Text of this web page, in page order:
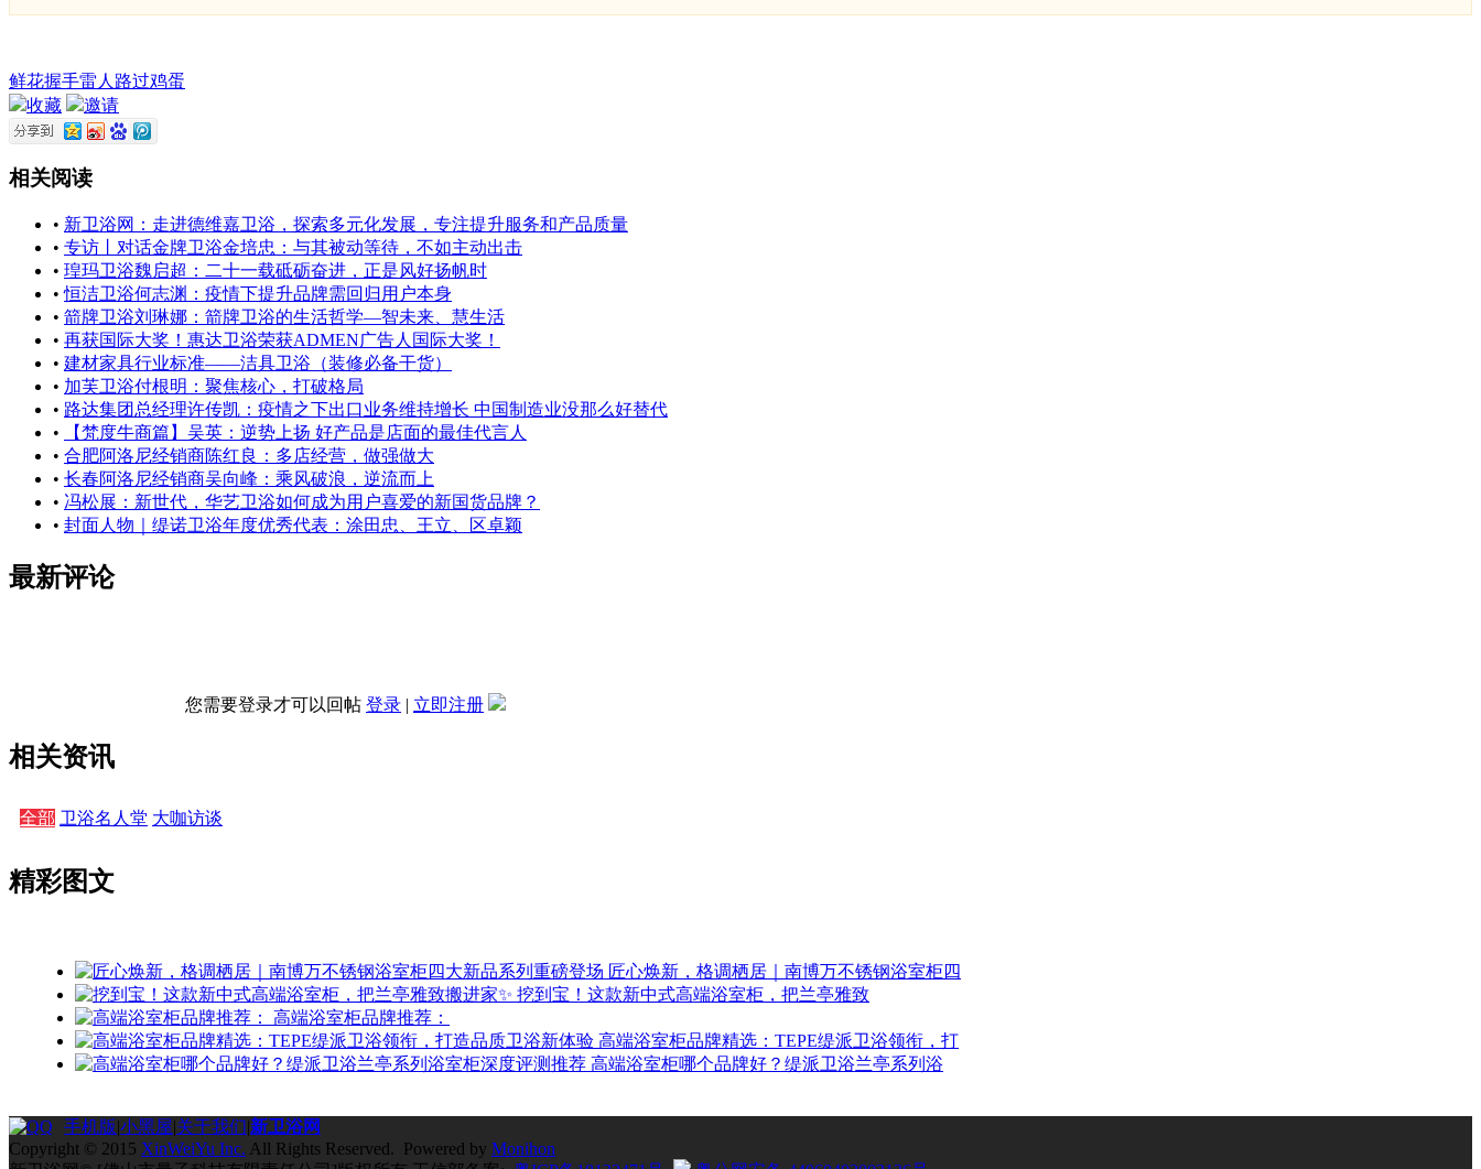
鲜花握手雷人 路过鸡蛋
收藏
邀请
相关阅读
• 新卫浴网：走进德维嘉卫浴，探索多元化发展，专注提升服务和产品质量
• 专访丨对话金牌卫浴金培忠：与其被动等待，不如主动出击
• 瑝玛卫浴魏启超：二十一载砥砺奋进，正是风好扬帆时
•恒洁卫浴何志渊：疫情下提升品牌需回归用户本身
• 箭牌卫浴刘琳娜：箭牌卫浴的生活哲学—智未来、慧生活
• 再获国际大奖！惠达卫浴荣获ADMEN广告人国际大奖！
• 建材家具行业标准——洁具卫浴（装修必备干货）
• 加芙卫浴付根明：聚焦核心，打破格局
• 路达集团总经理许传凯：疫情之下出口业务维持增长 中国制造业没那么好替代
•
【梵度牛商篇】吴英：逆势上扬 好产品是店面的最佳代言人
• 合肥阿洛尼经销商陈红良：多店经营，做强做大
• 长春阿洛尼经销商吴向峰：乘风破浪，逆流而上
• 冯松展：新世代，华艺卫浴如何成为用户喜爱的新国货品牌？
• 封面人物｜缇诺卫浴年度优秀代表：涂田忠、王立、区卓颖
最新评论
您需要登录才可以回帖 登录 | 立即注册
相关资讯
全部 卫浴名人堂 大咖访谈
精彩图文
匠心焕新，格调栖居｜南博万不锈钢浴室柜四
挖到宝！这款新中式高端浴室柜，把兰亭雅致
高端浴室柜品牌推荐：
高端浴室柜品牌精选：TEPE缇派卫浴领衔，打
高端浴室柜哪个品牌好？缇派卫浴兰亭系列浴
手机版|小黑屋|关于我们|新卫浴网
Copyright © 2015 XinWeiYu Inc. All Rights Reserved. Powered by Monihon